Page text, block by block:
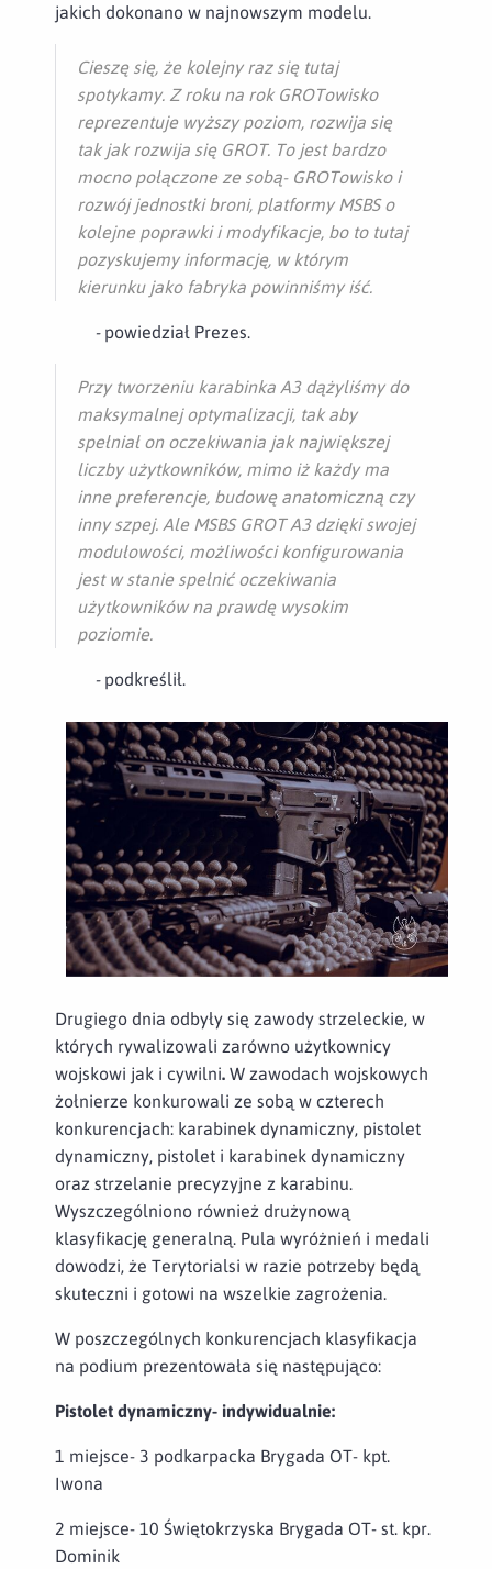
jakich dokonano w najnowszym modelu.
Cieszę się, że kolejny raz się tutaj
spotykamy. Z roku na rok GROTowisko
reprezentuje wyższy poziom, rozwija się
tak jak rozwija się GROT. To jest bardzo
mocno połączone ze sobą- GROTowisko i
rozwój jednostki broni, platformy MSBS o
kolejne poprawki i modyfikacje, bo to tutaj
pozyskujemy informację, w którym
kierunku jako fabryka powinniśmy iść.
- powiedział Prezes.
Przy tworzeniu karabinka A3 dążyliśmy do
maksymalnej optymalizacji, tak aby
spełniał on oczekiwania jak największej
liczby użytkowników, mimo iż każdy ma
inne preferencje, budowę anatomiczną czy
inny szpej. Ale MSBS GROT A3 dzięki swojej
modułowości, możliwości konfigurowania
jest w stanie spełnić oczekiwania
użytkowników na prawdę wysokim
poziomie.
- podkreślił.
Drugiego dnia odbyły się zawody strzeleckie, w
których rywalizowali zarówno użytkownicy
wojskowi jak i cywilni. W zawodach wojskowych
żołnierze konkurowali ze sobą w czterech
konkurencjach: karabinek dynamiczny, pistolet
dynamiczny, pistolet i karabinek dynamiczny
oraz strzelanie precyzyjne z karabinu.
Wyszczególniono również drużynową
klasyfikację generalną. Pula wyróżnień i medali
dowodzi, że Terytorialsi w razie potrzeby będą
skuteczni i gotowi na wszelkie zagrożenia.
W poszczególnych konkurencjach klasyfikacja
na podium prezentowała się następująco:
Pistolet dynamiczny- indywidualnie:
1 miejsce- 3 podkarpacka Brygada OT- kpt.
Iwona
2 miejsce- 10 Świętokrzyska Brygada OT- st. kpr.
Dominik